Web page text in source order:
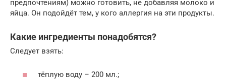
предпочтениям) можно готовить, не добавляя молоко и
яйца. Он подойдёт тем, у кого аллергия на эти продукты.
Какие ингредиенты понадобятся?
Следует взять:
тёплую воду – 200 мл.;